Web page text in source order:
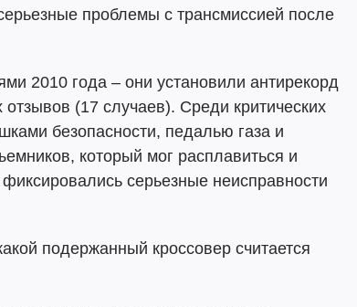
проблемы с трансмиссией после
2010 года – они установили антирекорд
(17 случаев). Среди критических
безопасности, педалью газа и
который мог расплавиться и
серьезные неисправности
подержанный кроссовер считается